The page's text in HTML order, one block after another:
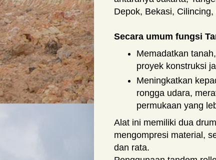
Depok, Bekasi,
Secara umum fungsi
Memadatkan
proyek konstruksi
Meningkatkan
rongga udara,
permukaan yang
Alat ini memiliki dua
mengompresi material,
dan rata.